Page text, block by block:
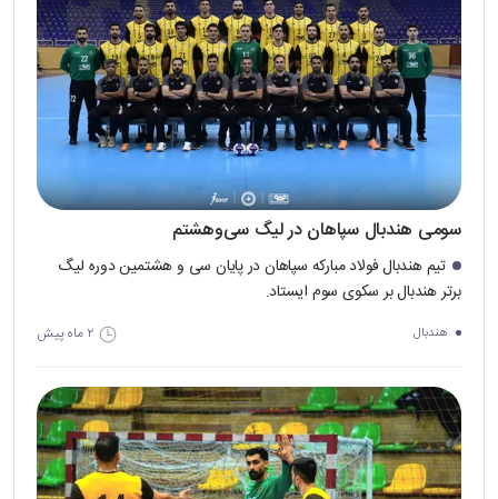
سومی هندبال سپاهان در لیگ سی‌و‌هشتم
تیم هندبال فولاد مبارکه سپاهان در پایان سی و هشتمین دوره لیگ
برتر هندبال بر سکوی سوم ایستاد.
هندبال ۲ ماه پیش